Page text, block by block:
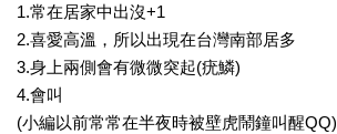
1.常在居家中出沒+1
2.喜愛高溫，所以出現在台灣南部居多
3.身上兩側會有微微突起(疣鱗)
4.會叫
(小編以前常常在半夜時被壁虎鬧鐘叫醒QQ)